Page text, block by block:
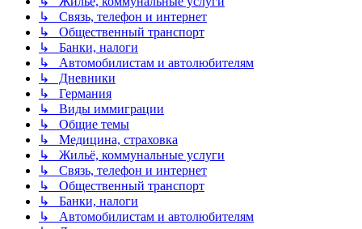
↳ Связь, телефон и интернет
↳ Общественный транспорт
↳ Банки, налоги
↳ Автомобилистам и автолюбителям
↳ Дневники
↳ Германия
↳ Виды иммиграции
↳ Общие темы
↳ Медицина, страховка
↳ Жильё, коммунальные услуги
↳ Связь, телефон и интернет
↳ Общественный транспорт
↳ Банки, налоги
↳ Автомобилистам и автолюбителям